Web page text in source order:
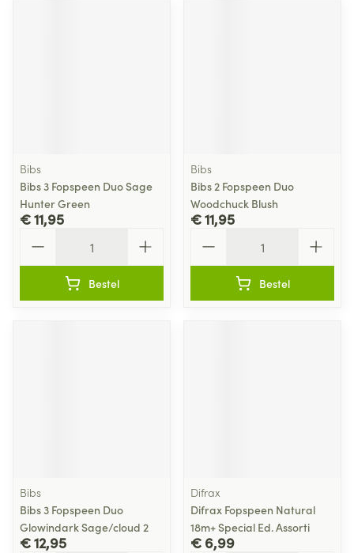
Bibs
Bibs 3 Fopspeen Duo Sage
Hunter Green
€ 11,95
Bestel
Bibs
Bibs 2 Fopspeen Duo
Woodchuck Blush
€ 11,95
Bestel
Bibs
Bibs 3 Fopspeen Duo
Glowindark Sage/cloud 2
€ 12,95
Difrax
Difrax Fopspeen Natural
18m+ Special Ed. Assorti
€ 6,99